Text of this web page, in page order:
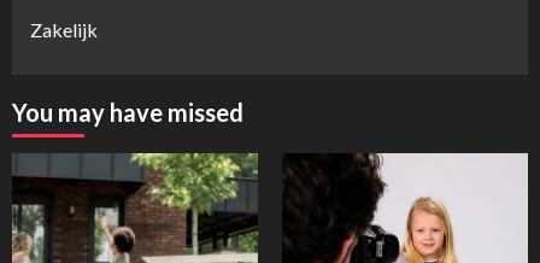
Zakelijk
You may have missed